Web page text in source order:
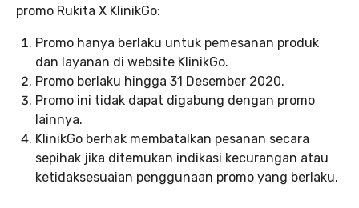
promo Rukita X KlinikGo:
Promo hanya berlaku untuk pemesanan produk
dan layanan di website KlinikGo.
Promo berlaku hingga 31 Desember 2020.
Promo ini tidak dapat digabung dengan promo
lainnya.
KlinikGo berhak membatalkan pesanan secara
sepihak jika ditemukan indikasi kecurangan atau
ketidaksesuaian penggunaan promo yang berlaku.